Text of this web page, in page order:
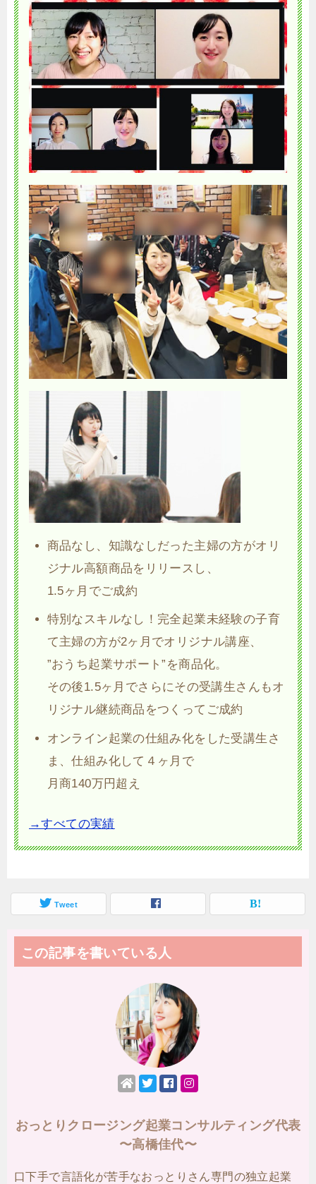
商品なし、知識なしだった主婦の方がオリ
ジナル高額商品をリリースし、
1.5ヶ月でご成約
特別なスキルなし！完全起業未経験の子育
て主婦の方が2ヶ月でオリジナル講座、
”おうち起業サポート”を商品化。
その後1.5ヶ月でさらにその受講生さんもオ
リジナル継続商品をつくってご成約
オンライン起業の仕組み化をした受講生さ
ま、仕組み化して４ヶ月で
月商140万円超え
→すべての実績
Tweet
この記事を書いている人
おっとりクロージング起業コンサルティング代表
〜高橋佳代〜
口下手で言語化が苦手なおっとりさん専門の独立起業